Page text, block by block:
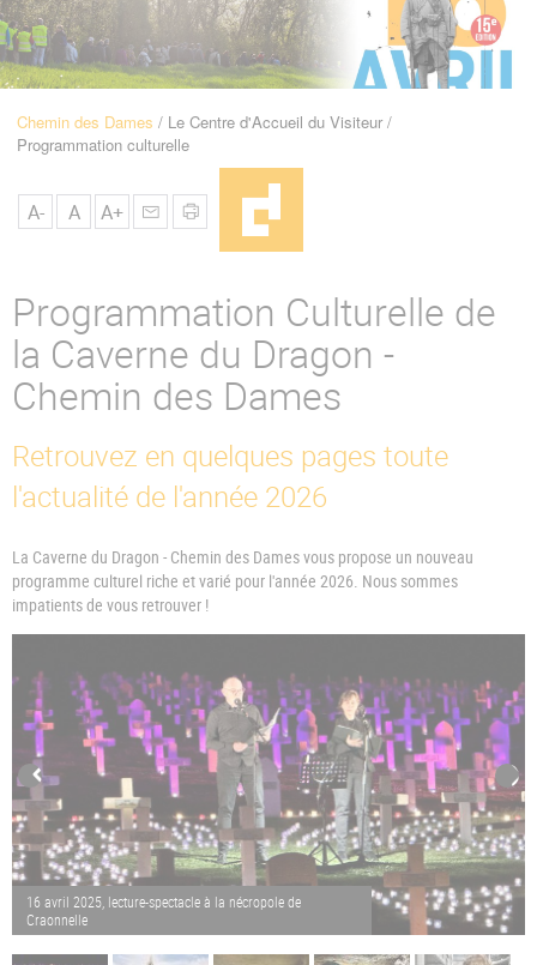
Navigation
Fil
Chemin des Dames Le Centre d'Accueil du Visiteur
Programmation culturelle
A- A A+
Programmation Culturelle de
la Caverne du Dragon -
Chemin des Dames
Retrouvez en quelques pages toute
l'actualité de l'année 2026
La Caverne du Dragon - Chemin des Dames vous propose un nouveau
programme culturel riche et varié pour l'année 2026. Nous sommes
impatients de vous retrouver !
16 avril 2025, lecture-spectacle à la nécropole de
Craonnelle